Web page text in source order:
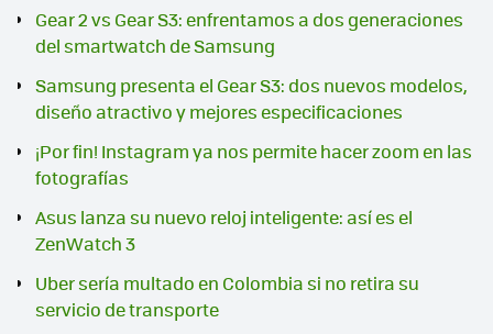
Gear 2 vs Gear S3: enfrentamos a dos generaciones
del smartwatch de Samsung
Samsung presenta el Gear S3: dos nuevos modelos,
diseño atractivo y mejores especificaciones
¡Por fin! Instagram ya nos permite hacer zoom en las
fotografías
Asus lanza su nuevo reloj inteligente: así es el
ZenWatch 3
Uber sería multado en Colombia si no retira su
servicio de transporte